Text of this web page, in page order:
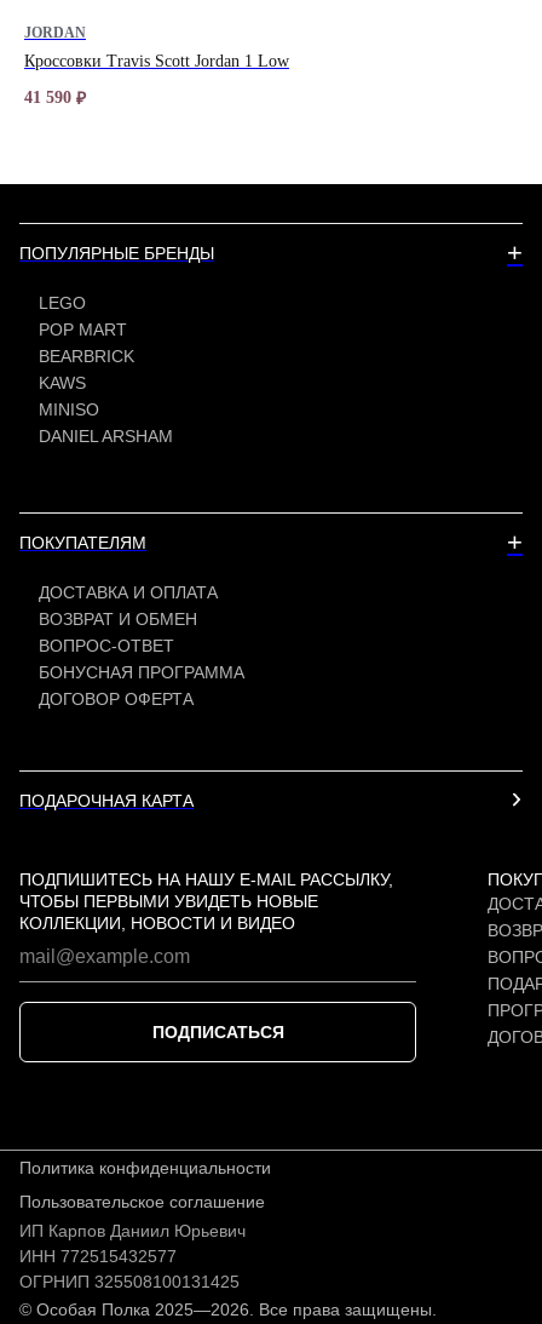
Кроссовки Travis Scott Jordan 1 Low
JORDAN
41 590 ₽
ПОПУЛЯРНЫЕ БРЕНДЫ +
LEGO
POP MART
BEARBRICK
KAWS
MINISO
DANIEL ARSHAM
ПОКУПАТЕЛЯМ +
ДОСТАВКА И ОПЛАТА
ВОЗВРАТ И ОБМЕН
ВОПРОС-ОТВЕТ
БОНУСНАЯ ПРОГРАММА
ДОГОВОР ОФЕРТА
ПОДАРОЧНАЯ КАРТА
ПОДПИШИТЕСЬ НА НАШУ E-MAIL РАССЫЛКУ,
ЧТОБЫ ПЕРВЫМИ УВИДЕТЬ НОВЫЕ
КОЛЛЕКЦИИ, НОВОСТИ И ВИДЕО
ПОДПИСАТЬСЯ
© Особая Полка 2025—2026. Все права защищены.
ИП Карпов Даниил Юрьевич
ИНН 772515432577
ОГРНИП 325508100131425
Политика конфиденциальности
Пользовательское соглашение